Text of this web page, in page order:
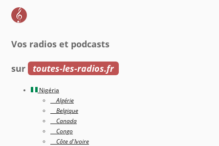
Vos radios et podcasts
sur toutes-les-radios.fr
Nigéria
Algérie
Belgique
Canada
Congo
Côte d'Ivoire